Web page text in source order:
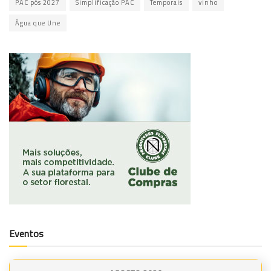
PAC pós 2027 Simplificação PAC Temporais vinho
Água que Une
Eventos